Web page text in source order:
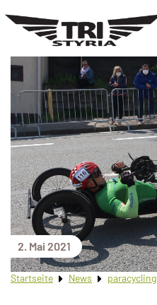
2. Mai 2021
Startseite News paracycling